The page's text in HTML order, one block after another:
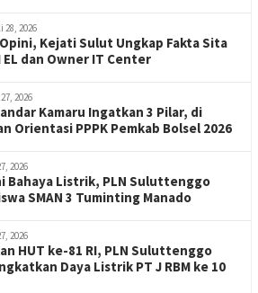
28, 2026
Kejati Sulut Ungkap Fakta Sita
EL dan Owner IT Center
2026
Kamaru Ingatkan 3 Pilar, di
Orientasi PPPK Pemkab Bolsel 2026
2026
Bahaya Listrik, PLN Suluttenggo
SMAN 3 Tuminting Manado
2026
HUT ke-81 RI, PLN Suluttenggo
Daya Listrik PT J RBM ke 10